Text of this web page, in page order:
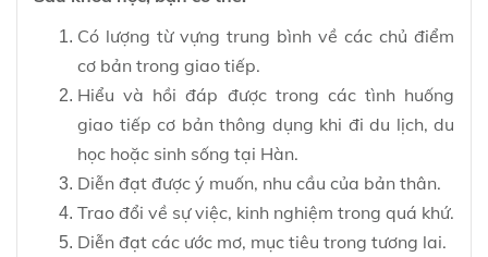
Có lượng từ vựng trung bình về các chủ điểm
cơ bản trong giao tiếp.
Hiểu và hồi đáp được trong các tình huống
giao tiếp cơ bản thông dụng khi đi du lịch, du
học hoặc sinh sống tại Hàn.
Diễn đạt được ý muốn, nhu cầu của bản thân.
Trao đổi về sự việc, kinh nghiệm trong quá khứ.
Diễn đạt các ước mơ, mục tiêu trong tương lai.